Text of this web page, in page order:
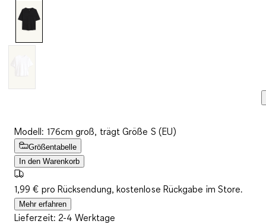
Modell: 176cm groß, trägt Größe S (EU)
Größentabelle
In den Warenkorb
1,99 € pro Rücksendung, kostenlose Rückgabe im Store.
Mehr erfahren
Lieferzeit: 2-4 Werktage